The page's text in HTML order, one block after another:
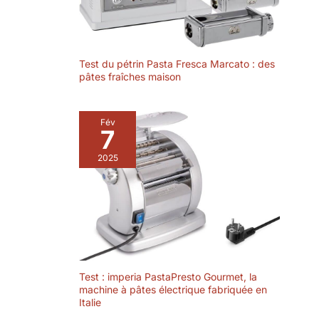
Test du pétrin Pasta Fresca Marcato : des
pâtes fraîches maison
Fév
7
2025
Test : imperia PastaPresto Gourmet, la
machine à pâtes électrique fabriquée en
Italie